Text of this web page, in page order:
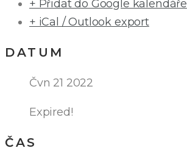
+ Přidat do Google kalendáře
+ iCal / Outlook export
DATUM
Čvn 21 2022
Expired!
ČAS